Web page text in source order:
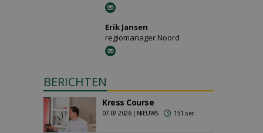
Erik Jansen
regiomanager Noord
BERICHTEN
Kress Course
07-07-2026 | NIEUWS 151 sec